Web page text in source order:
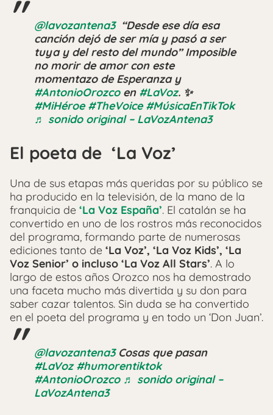
@lavozantena3️ “Desde ese día esa
canción dejó de ser mía y pasó a ser
tuya y del resto del mundo” Imposible
no morir de amor con este
momentazo de Esperanza y
#AntonioOrozcoen #LaVoz. ✨
#MiHéroe #TheVoice #MúsicaEnTikTok
♬ sonido original – LaVozAntena3
El poeta de ‘La Voz’
Una de sus etapas más queridas por su público se
ha producido en la televisión, de la mano de la
franquicia de ‘La Voz España’. El catalán se ha
convertido en uno de los rostros más reconocidos
del programa, formando parte de numerosas
ediciones tanto de ‘La Voz’, ‘La Voz Kids’, ‘La
Voz Senior’ o incluso ‘La Voz All Stars’. A lo
largo de estos años Orozco nos ha demostrado
una faceta mucho más divertida y su don para
saber cazar talentos. Sin duda se ha convertido
en el poeta del programa y en todo un ‘Don Juan’.
@lavozantena3Cosas que pasan
#LaVoz #humorentiktok
#AntonioOrozco ♬ sonido original –
LaVozAntena3